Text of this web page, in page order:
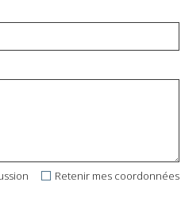
Retenir mes coordonnées